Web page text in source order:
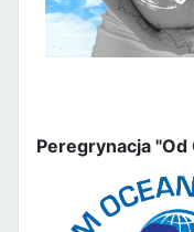
Peregrynacja "Od